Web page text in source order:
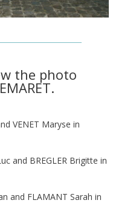
the photo
VENET Maryse in
and BREGLER Brigitte in
and FLAMANT Sarah in